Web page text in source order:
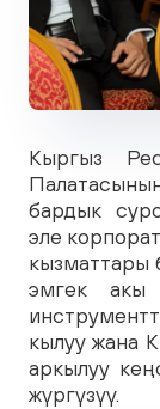
Кыргыз
бардык
эле
кызматтары
эмгек акы
кылуу жана
аркылуу
жүргүзүү.